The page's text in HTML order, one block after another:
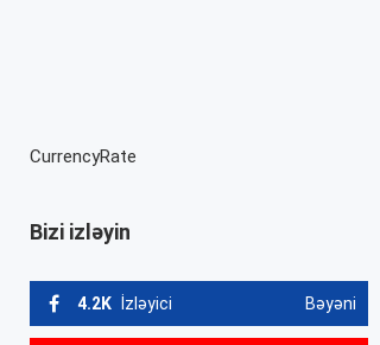
CurrencyRate
Bizi izləyin
4.2K İzləyici Bəyəni